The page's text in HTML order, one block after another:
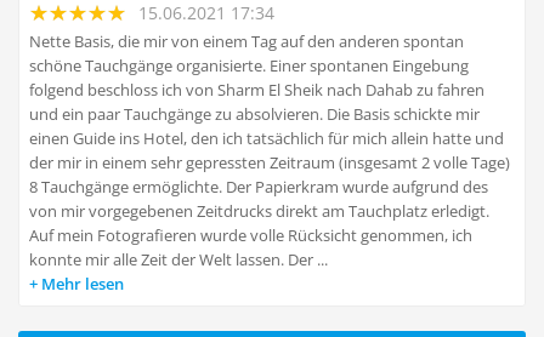
15.06.2021 17:34
Nette Basis, die mir von einem Tag auf den anderen spontan
schöne Tauchgänge organisierte. Einer spontanen Eingebung
folgend beschloss ich von Sharm El Sheik nach Dahab zu fahren
und ein paar Tauchgänge zu absolvieren. Die Basis schickte mir
einen Guide ins Hotel, den ich tatsächlich für mich allein hatte und
der mir in einem sehr gepressten Zeitraum (insgesamt 2 volle Tage)
8 Tauchgänge ermöglichte. Der Papierkram wurde aufgrund des
von mir vorgegebenen Zeitdrucks direkt am Tauchplatz erledigt.
Auf mein Fotografieren wurde volle Rücksicht genommen, ich
konnte mir alle Zeit der Welt lassen. Der ...
Mehr lesen